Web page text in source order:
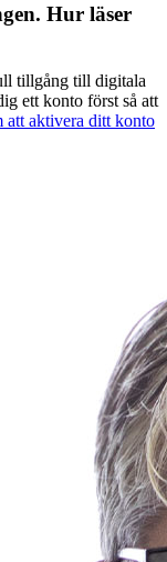
Hur läser
tillgång till digitala
ett konto först så att
att aktivera ditt konto